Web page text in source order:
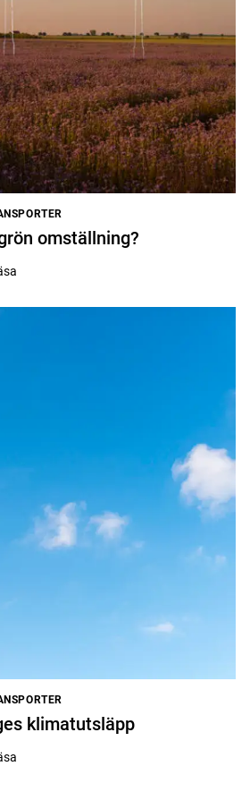
omställning?
klimatutsläpp